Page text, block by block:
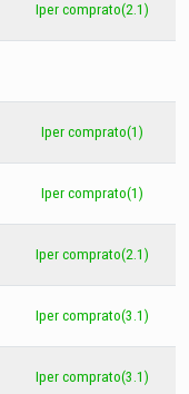
Iper comprato(2.1)
Iper comprato(1)
Iper comprato(1)
Iper comprato(2.1)
Iper comprato(3.1)
Iper comprato(3.1)